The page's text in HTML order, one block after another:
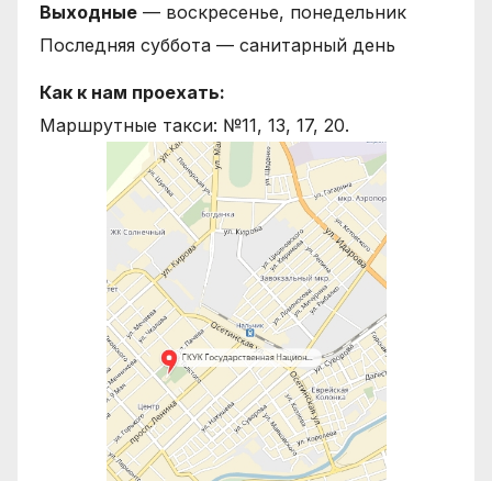
Выходные — воскресенье, понедельник
Последняя суббота — санитарный день
Как к нам проехать:
Маршрутные такси: №11, 13, 17, 20.